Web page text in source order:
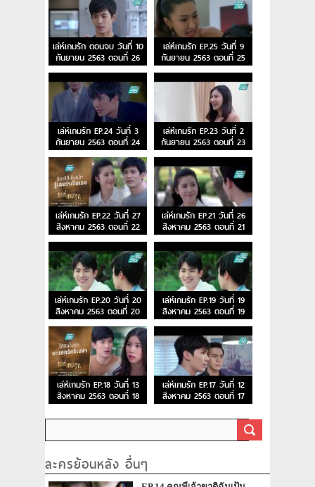
เล่ห์เกมรัก ตอนจบ วันที่ 10
กันยายน 2563 ตอนที่ 26
เล่ห์เกมรัก EP.25 วันที่ 9
กันยายน 2563 ตอนที่ 25
เล่ห์เกมรัก EP.24 วันที่ 3
กันยายน 2563 ตอนที่ 24
เล่ห์เกมรัก EP.23 วันที่ 2
กันยายน 2563 ตอนที่ 23
เล่ห์เกมรัก EP.22 วันที่ 27
สิงหาคม 2563 ตอนที่ 22
เล่ห์เกมรัก EP.21 วันที่ 26
สิงหาคม 2563 ตอนที่ 21
เล่ห์เกมรัก EP.20 วันที่ 20
สิงหาคม 2563 ตอนที่ 20
เล่ห์เกมรัก EP.19 วันที่ 19
สิงหาคม 2563 ตอนที่ 19
เล่ห์เกมรัก EP.18 วันที่ 13
สิงหาคม 2563 ตอนที่ 18
เล่ห์เกมรัก EP.17 วันที่ 12
สิงหาคม 2563 ตอนที่ 17
ละครย้อนหลัง อื่นๆ